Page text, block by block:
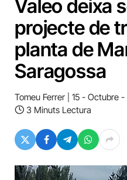
Valeo deixa
projecte de
planta de
Saragossa
Tomeu Ferrer
15 - Octubre -
3 Minuts Lectura